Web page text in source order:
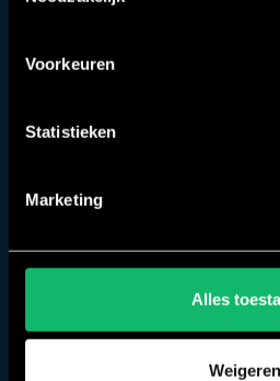
Voorkeuren
Statistieken
Marketing
Alles
Weigeren